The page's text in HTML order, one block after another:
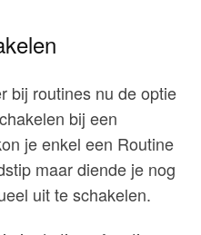
bij routines nu de optie
bij een
je enkel een Routine
maar diende je nog
uit te schakelen.